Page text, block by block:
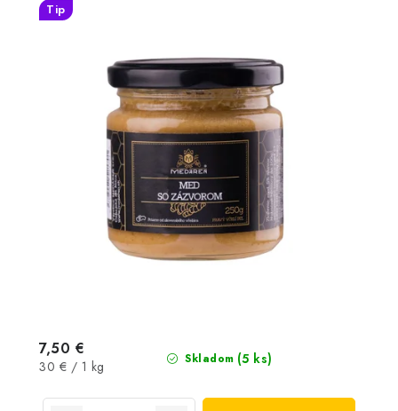
Tip
Skladom (5 ks)
7,50 €
Jednotková
30 € / 1 kg